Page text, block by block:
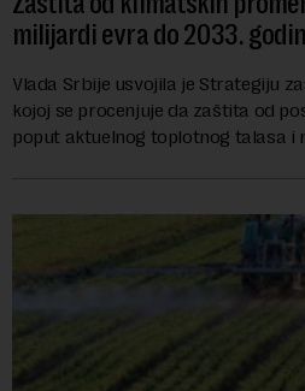
milijardi evra do 2033.
Vlada Srbije usvojila je Strategiju
kojoj se procenjuje da zaštita od
poput aktuelnog toplotnog talasa i